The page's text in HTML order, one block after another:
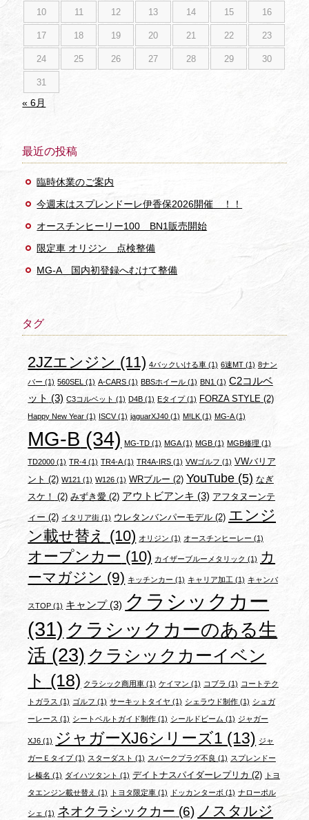
10 11 12 13 14 15 16
17 18 19 20 21 22 23
24 25 26 27 28 29 30
31
« 6月
最近の投稿
臨時休業のご案内
今週末はスプレンドーレ伊香保2026開催 ！！
オースチンヒーリー100 BN1販売開始
限定車 オリジン 点検整備
MG-A 国内初登録へむけて整備
タグ
2JZエンジン (11) 4バックいける車 (1) 6速MT (1) 8ナン
バー (1) 560SEL (1) A-CARS (1) BBSホイール(1) BN1 (1) C2コルベ
ット (3) C3コルベット (1) D4B (1) Eタイプ(1) FORZA STYLE (2)
Happy New Year (1) ISCV(1) jaguarXJ40(1) M!LK(1) MG-A(1)
MG-B (34) MG-TD (1) MGA(1) MGB (1) MGB修理 (1)
TD2000 (1) TR-4 (1) TR4-A(1) TR4A-IRS(1) VWゴルフ (1) VWバリア
ント (2) W121 (1) W126 (1) WRブルー (2) YouTube(5) なぎ
スケ！ (2) みずき愛 (2) アウトビアンキ (3) アフタヌーンテ
ィー (2) イタリア街 (1) ウレタンバンパーモデル (2) エンジ
ン載せ替え (10) オリジン (1) オースチンヒーレー (1)
オープンカー (10) カイザーブルーメタリック (1) カ
ーマガジン (9) キッチンカー (1) キャリア加工 (1) キャンバ
スTOP (1) キャンプ(3) クラシックカー
(31) クラシックカーのある生
活 (23) クラシックカーイベン
ト (18) クラシック商用車 (1) ケイマン (1) コブラ (1) コートテク
トガラス (1) ゴルフ (1) サーキットタイヤ (1) シェラウド制作(1) シュガ
ーレース (1) シートベルトガイド制作 (1) シールドビーム (1) ジャガー
XJ6 (1) ジャガーXJ6シリーズ1 (13) ジャ
ガーＥタイプ(1) スターダスト (1) スパークプラグ不良 (1) スプレンドー
レ榛名 (1) ダイハツタント (1) デイトナスパイダーレプリカ (2) トヨ
タエンジン載せ替え (1) トヨタ限定車 (1) ドッカンターボ (1) ナローポル
シェ (1) ネオクラシックカー (6) ノスタルジ